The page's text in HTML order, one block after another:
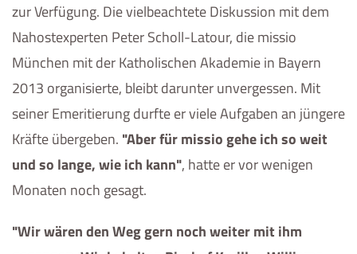
zur Verfügung. Die vielbeachtete Diskussion mit dem
Nahostexperten Peter Scholl-Latour, die missio
München mit der Katholischen Akademie in Bayern
2013 organisierte, bleibt darunter unvergessen. Mit
seiner Emeritierung durfte er viele Aufgaben an jüngere
Kräfte übergeben. "Aber für missio gehe ich so weit
und so lange, wie ich kann", hatte er vor wenigen
Monaten noch gesagt.
"Wir wären den Weg gern noch weiter mit ihm